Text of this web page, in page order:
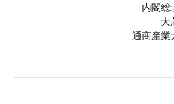
内閣
大
通商産